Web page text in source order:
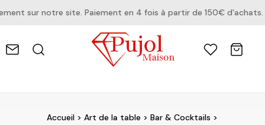
sur notre site. Paiement en 4 fois à partir de 150€ d'achats.
Accueil >Art de la table >Bar & Cocktails >